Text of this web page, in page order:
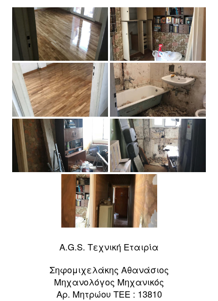
A.G.S. Τεχνική Εταιρία
Σηφομιχελάκης Αθανάσιος
Μηχανολόγος Μηχανικός
Αρ. Μητρώου ΤΕΕ : 13810